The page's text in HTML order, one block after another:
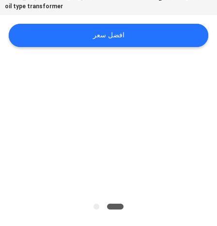
بنا
oil type transformer
افضل سعر